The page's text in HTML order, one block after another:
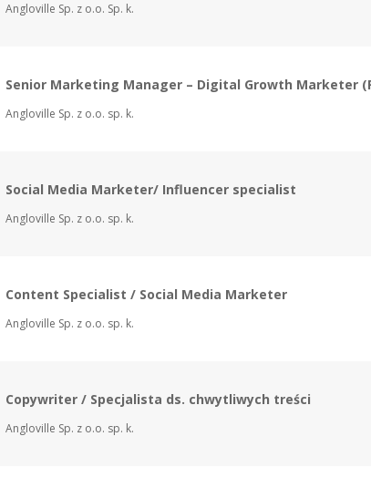
Angloville Sp. z o.o. Sp. k.
Senior Marketing Manager – Digital Growth Marketer
Angloville Sp. z o.o. sp. k.
Social Media Marketer/ Influencer specialist
Angloville Sp. z o.o. sp. k.
Content Specialist / Social Media Marketer
Angloville Sp. z o.o. sp. k.
Copywriter / Specjalista ds. chwytliwych treści
Angloville Sp. z o.o. sp. k.